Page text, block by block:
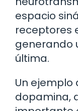
espacio
receptores
generando
última.
Un ejemplo
dopamina,